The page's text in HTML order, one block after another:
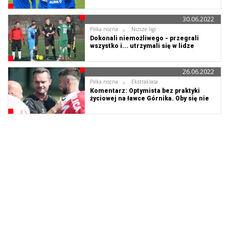
Piłka nożna
Niższe ligi
Dokonali niemożliwego - przegrali
wszystko i... utrzymali się w lidze
30.06.2022
Piłka nożna
Ekstraklasa
Komentarz: Optymista bez praktyki
życiowej na ławce Górnika. Oby się nie
26.06.2022